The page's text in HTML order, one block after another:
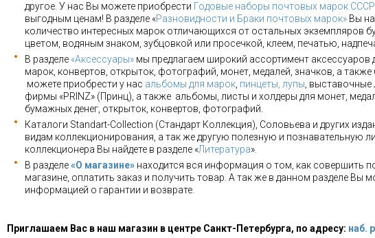
другое. У нас Вы можете приобрести Годовые наборы почтовых марок
выгодным ценам! В разделе «Разновидности и Браки почтовых марок» Вы
количество интересных марок отличающихся от остальных экземпляров
цветом, водяным знаком, зубцовкой или просечкой, клеем, печатью,
В разделе «Аксессуары» мы предлагаем широкий ассортимент аксессуаров
марок, конвертов, открыток, фотографий, монет, медалей, значков, а
можете приобрести у нас альбомы для марок пинцеты, лупы ,
фирмы «PRINZ» (Принц), а также альбомы, листы и холдеры для монет,
бумажных денег, открыток, конвертов, фотографий.
Каталоги Standart-Collection (Стандарт Коллекция), Соловьева и других
видам коллекционирования, а так же другую полезную и познавательную
коллекционера Вы найдете в разделе «Литература».
В разделе«О магазине» находится вся информация о том, как совершить
магазине, оплатить заказ и получить товар. А так же в данном разделе Вы
информацией о гарантии и возврате.
Приглашаем Вас в наш магазин в центре Санкт-Петербурга, по адресу: наб.